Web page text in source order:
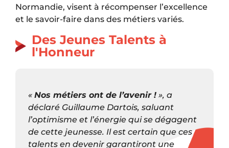
Normandie, visent à récompenser l’excellence
et le savoir-faire dans des métiers variés.
Des Jeunes Talents à
l'Honneur
« Nos métiers ont de l’avenir ! », a
déclaré Guillaume Dartois, saluant
l’optimisme et l’énergie qui se dégagent
de cette jeunesse. Il est certain que ces
talents en devenir garantiront une